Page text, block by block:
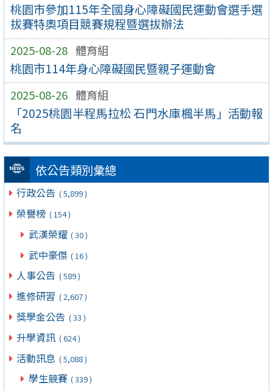
桃園市參加115年全國身心障礙國民運動會選手選
拔賽特奧項目競賽規程暨選拔辦法
2025-08-28 體育組
桃園市114年身心障礙國民暨親子運動會
2025-08-26 體育組
「2025桃園半程馬拉松 石門水庫楓半馬」活動報
名
依公告類別彙總
行政公告 ( 5,899 )
榮譽榜 ( 154 )
武漢榮耀 ( 30 )
武中豪傑 ( 16 )
人事公告 ( 589 )
進修研習 ( 2,607 )
獎學金公告 ( 33 )
升學資訊 ( 624 )
活動訊息 ( 5,088 )
學生競賽 ( 339 )